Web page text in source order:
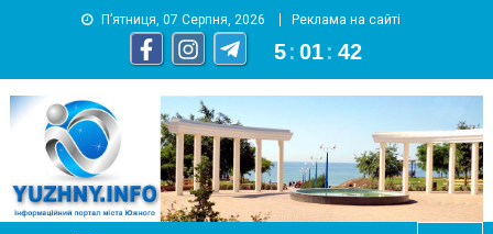
П’ятниця, 07 Серпня, 2026 Реклама на сайті
5 : 01 : 43
YUZHNY.INFO
информационный портал города Южный